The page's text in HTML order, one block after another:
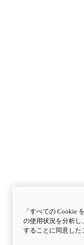
「すべての Cookie
の使用状況を分析し
することに同意し